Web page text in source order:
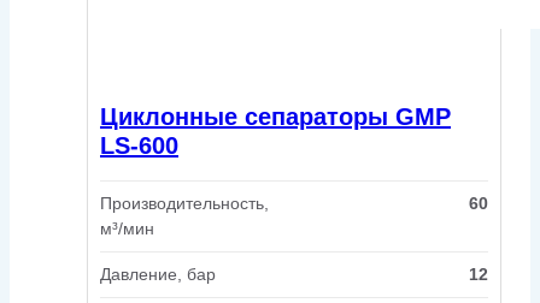
Циклонные сепараторы GMP
LS-600
Производительность,
м³/мин
60
Давление, бар 12